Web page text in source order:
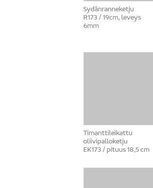
Sydänranneketju
R173 / 19cm, leveys
6mm
Timanttileikattu
oliivipalloketju
EK173 / pituus 18,5 cm